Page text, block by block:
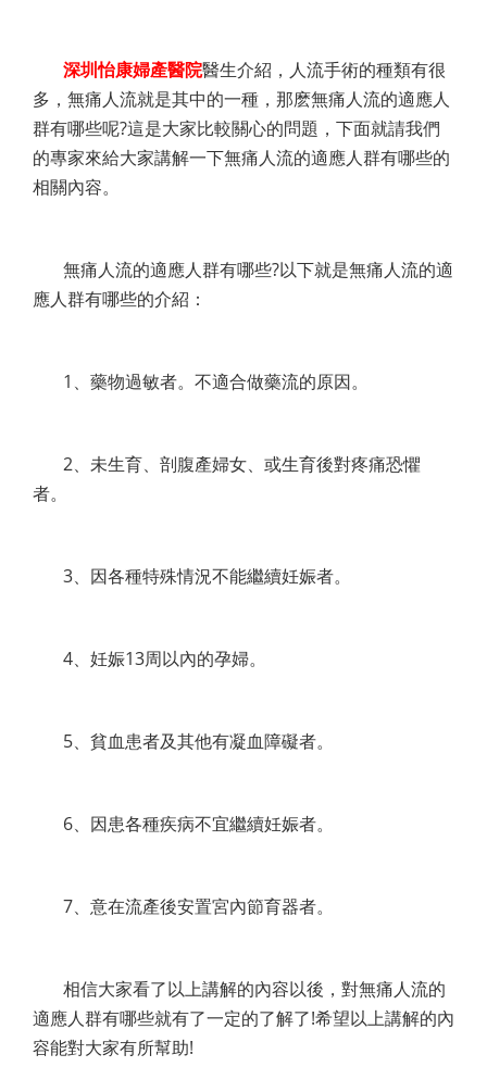
深圳怡康婦產醫院醫生介紹，人流手術的種類有很
多，無痛人流就是其中的一種，那麽無痛人流的適應人
群有哪些呢?這是大家比較關心的問題，下面就請我們
的專家來給大家講解一下無痛人流的適應人群有哪些的
相關內容。
無痛人流的適應人群有哪些?以下就是無痛人流的適
應人群有哪些的介紹：
1、藥物過敏者。不適合做藥流的原因。
2、未生育、剖腹產婦女、或生育後對疼痛恐懼
者。
3、因各種特殊情況不能繼續妊娠者。
4、妊娠13周以內的孕婦。
5、貧血患者及其他有凝血障礙者。
6、因患各種疾病不宜繼續妊娠者。
7、意在流產後安置宮內節育器者。
相信大家看了以上講解的內容以後，對無痛人流的
適應人群有哪些就有了一定的了解了!希望以上講解的內
容能對大家有所幫助!